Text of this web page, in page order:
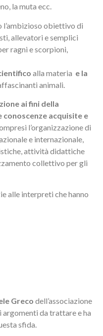
la muta ecc.
l’ambizioso obiettivo di
allevatori e semplici
ragni e scorpioni,
alla materia e la
animali.
ai fini della
acquisite e
l’organizzazione di
e internazionale,
attività didattiche
collettivo per gli
alle interpreti che hanno
Greco dell’associazione
da trattare e ha
sfida.